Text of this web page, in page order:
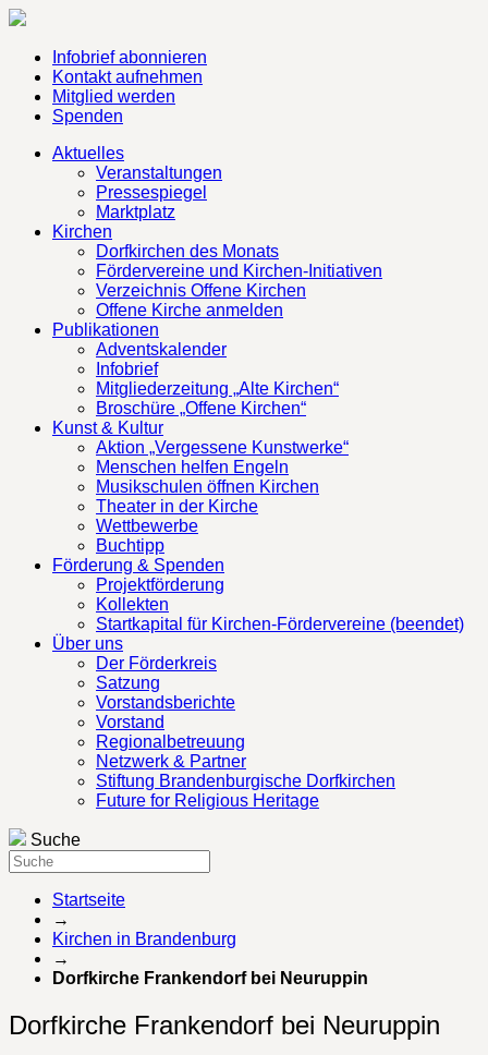
Infobrief abonnieren
Kontakt aufnehmen
Mitglied werden
Spenden
Aktuelles
Veranstaltungen
Pressespiegel
Marktplatz
Kirchen
Dorfkirchen des Monats
Fördervereine und Kirchen-Initiativen
Verzeichnis Offene Kirchen
Offene Kirche anmelden
Publikationen
Adventskalender
Infobrief
Mitgliederzeitung „Alte Kirchen“
Broschüre „Offene Kirchen“
Kunst & Kultur
Aktion „Vergessene Kunstwerke“
Menschen helfen Engeln
Musikschulen öffnen Kirchen
Theater in der Kirche
Wettbewerbe
Buchtipp
Förderung & Spenden
Projektförderung
Kollekten
Startkapital für Kirchen-Fördervereine (beendet)
Über uns
Der Förderkreis
Satzung
Vorstandsberichte
Vorstand
Regionalbetreuung
Netzwerk & Partner
Stiftung Brandenburgische Dorfkirchen
Future for Religious Heritage
Suche
Startseite
→
Kirchen in Brandenburg
→
Dorfkirche Frankendorf bei Neuruppin
Dorfkirche Frankendorf bei Neuruppin